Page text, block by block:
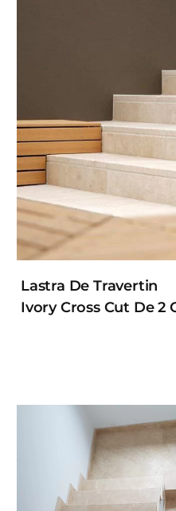
Lastra De Travertin
Ivory Cross Cut De 2